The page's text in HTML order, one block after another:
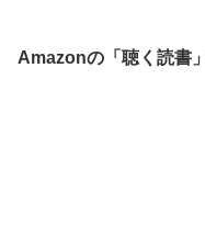
Amazonの「聴く読書